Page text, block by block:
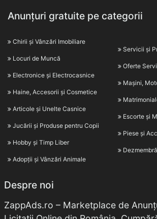
Anunțuri gratuite pe categorii
Chirii și Vânzări Imobiliare
Locuri de Muncă
Electronice și Electrocasnice
Haine, Accesorii și Cosmetice
Articole și Unelte Casnice
Jucării și Produse pentru Copii
Hobby și Timp Liber
Adopții și Vânzări Animale
Servicii și
Oferte
Mașini,
Escorte și
Piese și
Despre noi
ZappAds.ro – Marketplace de